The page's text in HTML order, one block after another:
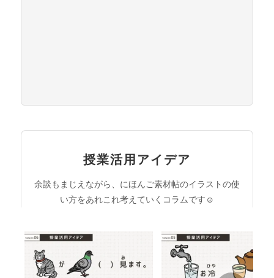
授業活用アイデア
余談もまじえながら、にほんご素材帖のイラストの使
い方をあれこれ考えていくコラムです☺︎